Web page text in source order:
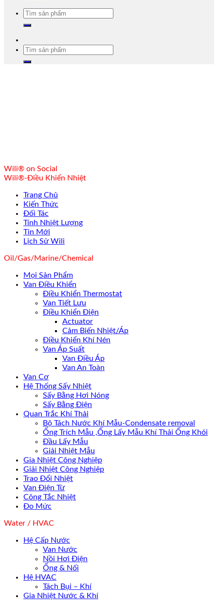
Tìm
Tìm
Wili® on Social
Wili®-Điều Khiển Nhiệt
Trang Chủ
Kiến Thức
Đối Tác
Tính Nhiệt Lượng
Tin Mới
Lịch Sử Wili
Oil/Gas/Marine/Chemical
Mọi Sản Phẩm
Van Điều Khiển
Điều Khiển Thermostat
Van Tiết Lưu
Điều Khiển Điện
Actuator
Cảm Biến Nhiệt/Áp
Điều Khiển Khí Nén
Van Áp Suất
Van Điều Áp
Van An Toàn
Van Cơ
Hệ Thống Sấy Nhiệt
Sấy Bằng Hơi Nóng
Sấy Bằng Điện
Quan Trắc Khí Thải
Bộ Tách Nước Khí Mẫu-Condensate removal
Ống Trích Mẫu ,Ống Lấy Mẫu Khí Thải Ống Khói
Đầu Lấy Mẫu
Giải Nhiệt Mẫu
Gia Nhiệt Công Nghiệp
Giải Nhiệt Công Nghiệp
Trao Đổi Nhiệt
Van Điện Từ
Công Tắc Nhiệt
Đo Mức
Water / HVAC
Hệ Cấp Nước
Van Nước
Nồi Hơi Điện
Ống & Nối
Hệ HVAC
Tách Bụi – Khí
Gia Nhiệt Nước & Khí